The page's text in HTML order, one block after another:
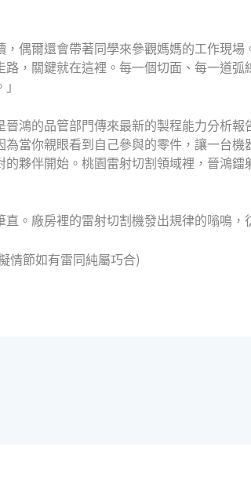
偶爾還會帶著同學來參觀媽媽的工作現場
，關鍵就在這裡。每一個切面、每一道
鴻的品管部門傳來最新的製程能力分析報
當你親眼看到自己參與的零件，讓一台
夥伴開始。桃園雷射切割領域裡，晉鴻
。廠房裡的雷射切割機發出規律的嗡鳴，
情節如有雷同純屬巧合)